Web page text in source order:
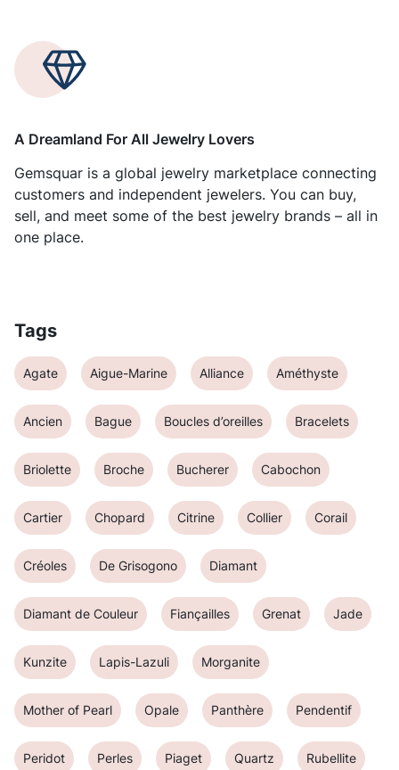
A Dreamland For All Jewelry Lovers
Gemsquar is a global jewelry marketplace connecting
customers and independent jewelers. You can buy,
sell, and meet some of the best jewelry brands – all in
one place.
Tags
Agate Aigue-Marine Alliance Améthyste
Ancien Bague Boucles d’oreilles Bracelets
Briolette Broche Bucherer Cabochon
Cartier Chopard Citrine Collier Corail
Créoles De Grisogono Diamant
Diamant de Couleur Fiançailles Grenat Jade
Kunzite Lapis-Lazuli Morganite
Mother of Pearl Opale Panthère Pendentif
Peridot Perles Piaget Quartz Rubellite